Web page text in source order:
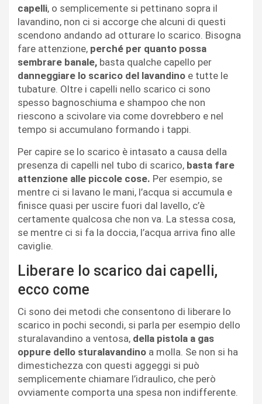
capelli, o semplicemente si pettinano sopra il
lavandino, non ci si accorge che alcuni di questi
scendono andando ad otturare lo scarico. Bisogna
fare attenzione, perché per quanto possa
sembrare banale, basta qualche capello per
danneggiare lo scarico del lavandino e tutte le
tubature. Oltre i capelli nello scarico ci sono
spesso bagnoschiuma e shampoo che non
riescono a scivolare via come dovrebbero e nel
tempo si accumulano formando i tappi.
Per capire se lo scarico è intasato a causa della
presenza di capelli nel tubo di scarico, basta fare
attenzione alle piccole cose. Per esempio, se
mentre ci si lavano le mani, l’acqua si accumula e
finisce quasi per uscire fuori dal lavello, c’è
certamente qualcosa che non va. La stessa cosa,
se mentre ci si fa la doccia, l’acqua arriva fino alle
caviglie.
Liberare lo scarico dai capelli,
ecco come
Ci sono dei metodi che consentono di liberare lo
scarico in pochi secondi, si parla per esempio dello
sturalavandino a ventosa, della pistola a gas
oppure dello sturalavandino a molla. Se non si ha
dimestichezza con questi aggeggi si può
semplicemente chiamare l’idraulico, che però
ovviamente comporta una spesa non indifferente.